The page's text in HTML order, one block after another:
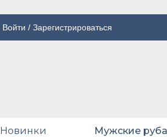
Войти / Зарегистрироваться
Новинки Мужские